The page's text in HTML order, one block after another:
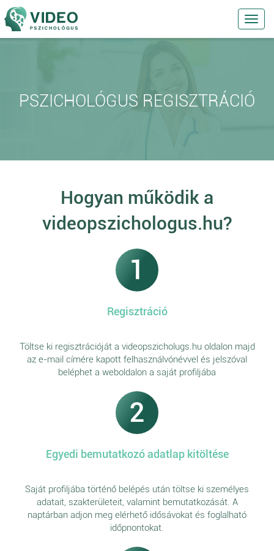
PSZICHOLÓGUS REGISZTRÁCIÓ
Hogyan működik a
videopszichologus.hu?
1
Regisztráció
Töltse ki regisztrációját a videopszicholugs.hu oldalon majd
az e-mail címére kapott felhasználvónévvel és jelszóval
beléphet a weboldalon a saját profiljába
2
Egyedi bemutatkozó adatlap kitöltése
Saját profiljába történő belépés után töltse ki személyes
adatait, szakterületeit, valamint bemutatkozását. A
naptárban adjon meg elérhető idősávokat és foglalható
időpnontokat.